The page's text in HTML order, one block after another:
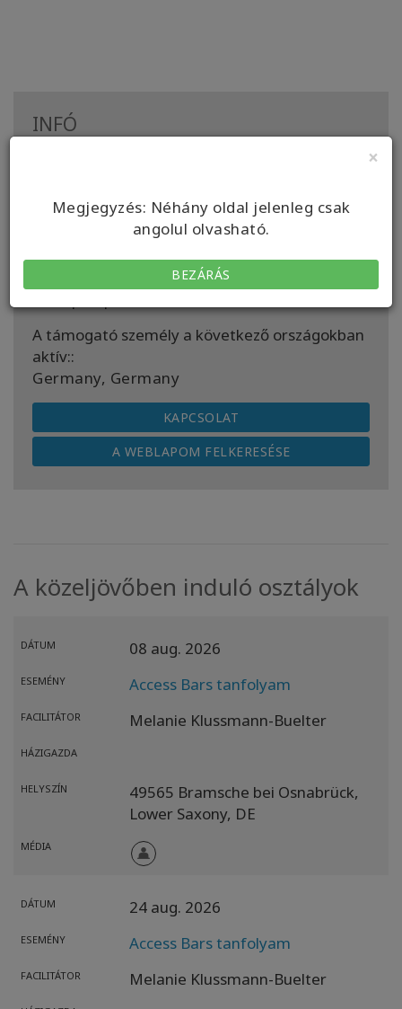
×
Megjegyzés: Néhány oldal jelenleg csak
angolul olvasható.
BEZÁRÁS
INFÓ
Access Bars Facilitator (BF)
Intro Class Facilitator (CFMW)
Helyszín:
Bramscher Allee 113, 49565 Bramsche-
A támogató személy a következő országokban
aktív::
Germany, Germany
KAPCSOLAT
A WEBLAPOM FELKERESÉSE
A közeljövőben induló osztályok
DÁTUM 08 aug. 2026
ESEMÉNY Access Bars tanfolyam
FACILITÁTOR Melanie Klussmann-Buelter
HÁZIGAZDA
HELYSZÍN
49565 Bramsche bei Osnabrück,
Lower Saxony, DE
MÉDIA
DÁTUM 24 aug. 2026
ESEMÉNY Access Bars tanfolyam
FACILITÁTOR Melanie Klussmann-Buelter